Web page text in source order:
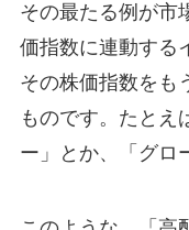
その最たる例が市
価指数に連動する
その株価指数をも
ものです。たとえ
ー」とか、「グロ